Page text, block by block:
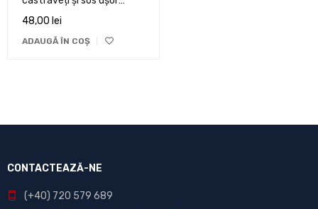
picant
48,00 lei
ADAUGĂ ÎN COȘ
CONTACTEAZĂ-NE
(+40) 720 579 689